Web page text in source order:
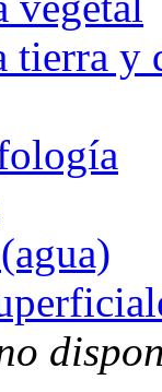
tierra y